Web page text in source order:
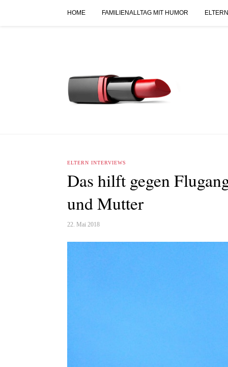
HOME FAMILIENALLTAG MIT HUMOR
ELTERN INTERVIEWS
Das hilft gegen
und Mutter
22. Mai 2018